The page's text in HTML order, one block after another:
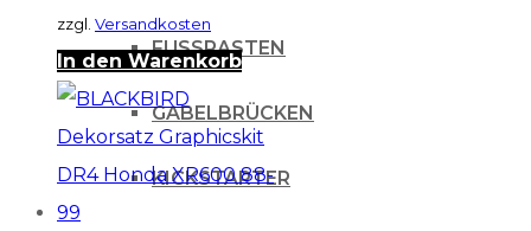
FUSSRASTEN
GABELBRÜCKEN
KICKSTARTER
zzgl. Versandkosten
In den Warenkorb